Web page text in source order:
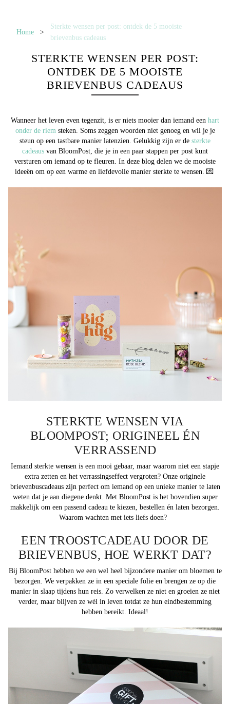
Home >
Sterkte wensen per post: ontdek de 5 mooiste
brievenbus cadeaus
STERKTE WENSEN PER POST:
ONTDEK DE 5 MOOISTE
BRIEVENBUS CADEAUS
Wanneer het leven even tegenzit, is er niets mooier dan iemand een hart
onder de riemsteken. Soms zeggen woorden niet genoeg en wil je je
steun op een tastbare manier latenzien. Gelukkig zijn er de sterkte
cadeaus van BloomPost, die je in een paar stappen per post kunt
versturen om iemand op te fleuren. In deze blog delen we de mooiste
ideeën om op een warme en liefdevolle manier sterkte te wensen. 💌
STERKTE WENSEN VIA
BLOOMPOST; ORIGINEEL ÉN
VERRASSEND
Iemand sterkte wensen is een mooi gebaar, maar waarom niet een stapje
extra zetten en het verrassingseffect vergroten? Onze originele
brievenbuscadeaus zijn perfect om iemand op een unieke manier te laten
weten dat je aan diegene denkt. Met BloomPost is het bovendien super
makkelijk om een passend cadeau te kiezen, bestellen én laten bezorgen.
Waarom wachten met iets liefs doen?
EEN TROOSTCADEAU DOOR DE
BRIEVENBUS, HOE WERKT DAT?
Bij BloomPost hebben we een wel heel bijzondere manier om bloemen te
bezorgen. We verpakken ze in een speciale folie en brengen ze op die
manier in slaap tijdens hun reis. Zo verwelken ze niet en groeien ze niet
verder, maar blijven ze wél in leven totdat ze hun eindbestemming
hebben bereikt. Ideaal!